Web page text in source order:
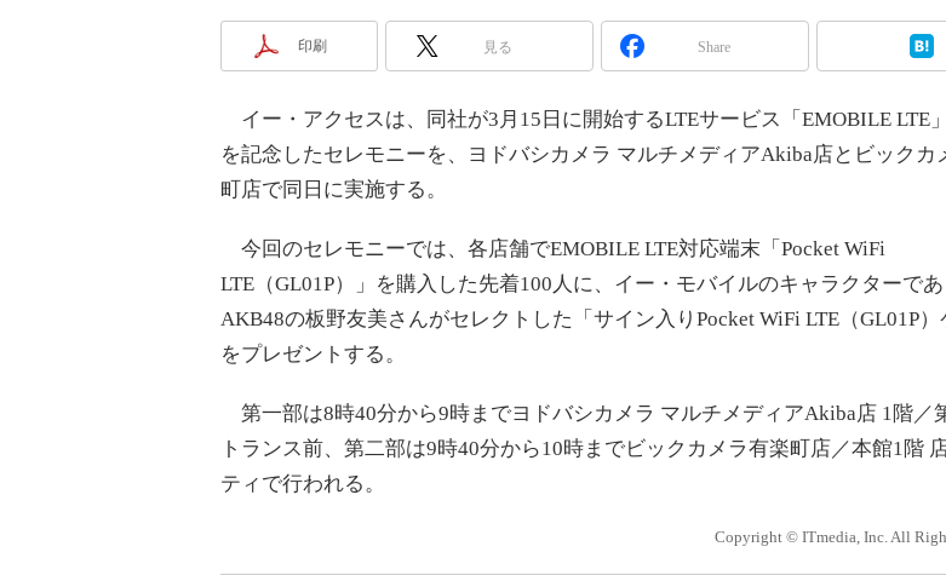
印刷 見る Share
イー・アクセスは、同社が3月15日に開始するLTEサービス「EMOBILE LTE
を記念したセレモニーを、ヨドバシカメラ マルチメディアAkiba店とビックカ
町店で同日に実施する。
今回のセレモニーでは、各店舗でEMOBILE LTE対応端末「Pocket WiFi
LTE（GL01P）」を購入した先着100人に、イー・モバイルのキャラクターであ
AKB48の板野友美さんがセレクトした「サイン入りPocket WiFi LTE（GL01P）
をプレゼントする。
第一部は8時40分から9時までヨドバシカメラ マルチメディアAkiba店 1階／
トランス前、第二部は9時40分から10時までビックカメラ有楽町店／本館1階
ティで行われる。
Copyright © ITmedia, Inc. All